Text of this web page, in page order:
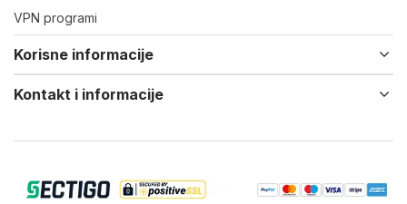
VPN programi
Korisne informacije
Kontakt i informacije